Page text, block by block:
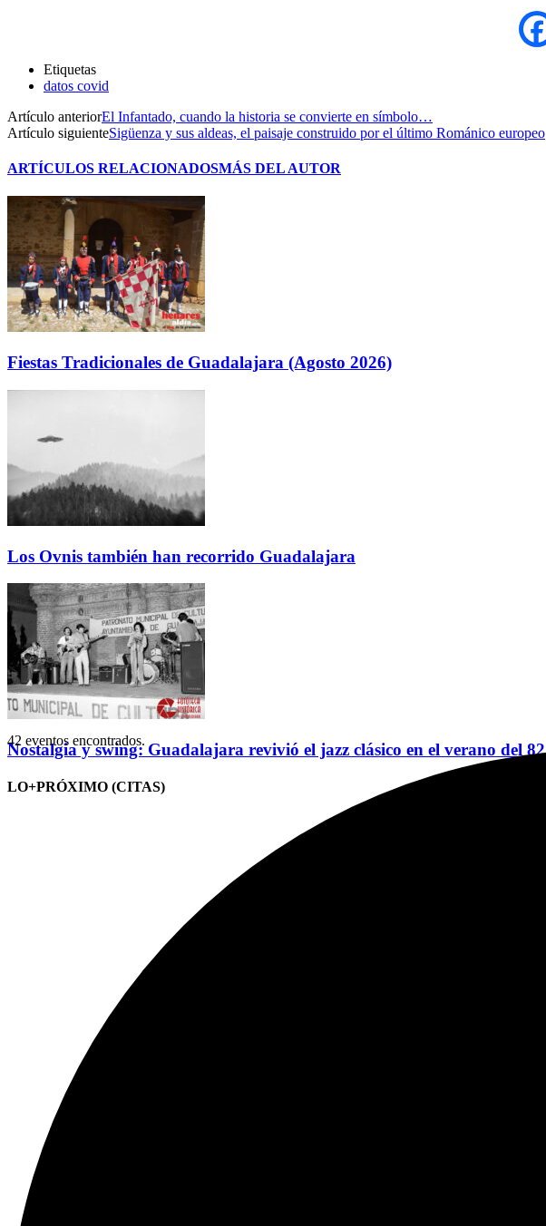
Etiquetas
datos covid
Artículo anteriorEl Infantado, cuando la historia se convierte en símbolo…
Artículo siguienteSigüenza y sus aldeas, el paisaje construido por el último Románico europeo
ARTÍCULOS RELACIONADOSMÁS DEL AUTOR
Fiestas Tradicionales de Guadalajara (Agosto 2026)
Los Ovnis también han recorrido Guadalajara
Nostalgia y swing: Guadalajara revivió el jazz clásico en el verano del 82
LO+PRÓXIMO (CITAS)
42 eventos encontrados.